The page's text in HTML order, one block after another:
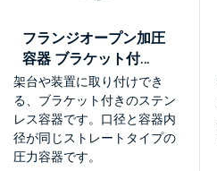
フランジオープン加圧
容器 ブラケット付
【PCN-O-BRK】
架台や装置に取り付けでき
る、ブラケット付きのステン
レス容器です。口径と容器内
径が同じストレートタイプの
圧力容器です。